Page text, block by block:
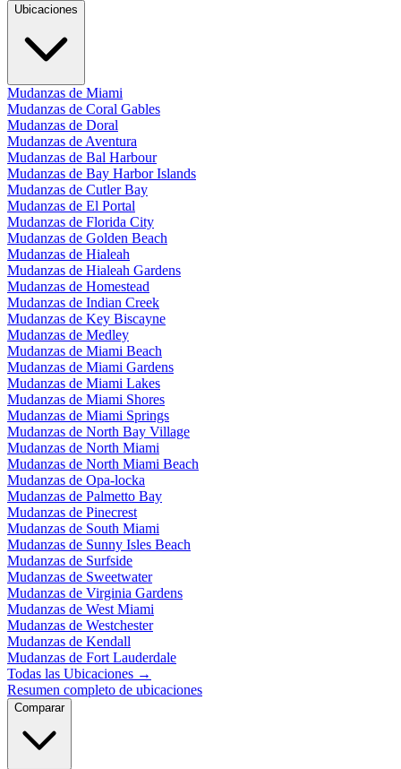
Ubicaciones
Mudanzas de Miami
Mudanzas de Coral Gables
Mudanzas de Doral
Mudanzas de Aventura
Mudanzas de Bal Harbour
Mudanzas de Bay Harbor Islands
Mudanzas de Cutler Bay
Mudanzas de El Portal
Mudanzas de Florida City
Mudanzas de Golden Beach
Mudanzas de Hialeah
Mudanzas de Hialeah Gardens
Mudanzas de Homestead
Mudanzas de Indian Creek
Mudanzas de Key Biscayne
Mudanzas de Medley
Mudanzas de Miami Beach
Mudanzas de Miami Gardens
Mudanzas de Miami Lakes
Mudanzas de Miami Shores
Mudanzas de Miami Springs
Mudanzas de North Bay Village
Mudanzas de North Miami
Mudanzas de North Miami Beach
Mudanzas de Opa-locka
Mudanzas de Palmetto Bay
Mudanzas de Pinecrest
Mudanzas de South Miami
Mudanzas de Sunny Isles Beach
Mudanzas de Surfside
Mudanzas de Sweetwater
Mudanzas de Virginia Gardens
Mudanzas de West Miami
Mudanzas de Westchester
Mudanzas de Kendall
Mudanzas de Fort Lauderdale
Todas las Ubicaciones →
Resumen completo de ubicaciones
Comparar